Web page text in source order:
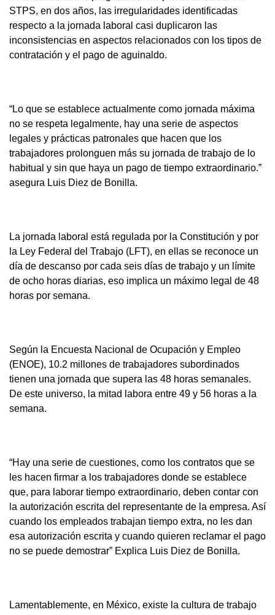
STPS, en dos años, las irregularidades identificadas
respecto a la jornada laboral casi duplicaron las
inconsistencias en aspectos relacionados con los tipos de
contratación y el pago de aguinaldo.
“Lo que se establece actualmente como jornada máxima
no se respeta legalmente, hay una serie de aspectos
legales y prácticas patronales que hacen que los
trabajadores prolonguen más su jornada de trabajo de lo
habitual y sin que haya un pago de tiempo extraordinario.”
asegura Luis Diez de Bonilla.
La jornada laboral está regulada por la Constitución y por
la Ley Federal del Trabajo (LFT), en ellas se reconoce un
día de descanso por cada seis días de trabajo y un límite
de ocho horas diarias, eso implica un máximo legal de 48
horas por semana.
Según la Encuesta Nacional de Ocupación y Empleo
(ENOE), 10.2 millones de trabajadores subordinados
tienen una jornada que supera las 48 horas semanales.
De este universo, la mitad labora entre 49 y 56 horas a la
semana.
“Hay una serie de cuestiones, como los contratos que se
les hacen firmar a los trabajadores donde se establece
que, para laborar tiempo extraordinario, deben contar con
la autorización escrita del representante de la empresa. Así
cuando los empleados trabajan tiempo extra, no les dan
esa autorización escrita y cuando quieren reclamar el pago
no se puede demostrar” Explica Luis Diez de Bonilla.
Lamentablemente, en México, existe la cultura de trabajo